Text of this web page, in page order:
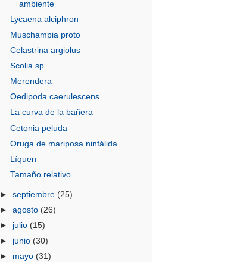
ambiente
Lycaena alciphron
Muschampia proto
Celastrina argiolus
Scolia sp.
Merendera
Oedipoda caerulescens
La curva de la bañera
Cetonia peluda
Oruga de mariposa ninfálida
Líquen
Tamaño relativo
►septiembre (25)
►agosto (26)
► julio (15)
► junio (30)
► mayo (31)